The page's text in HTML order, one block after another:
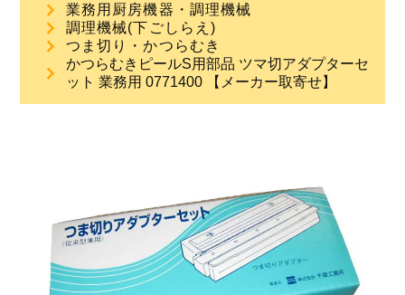
商品一覧
ご利用ガイド
会社概要
OEMについて
業務用厨房機器・調理機械
調理機械(下ごしらえ)
つま切り・かつらむき
かつらむきピールS用部品 ツマ切アダプターセ
ット 業務用 0771400 【メーカー取寄せ】